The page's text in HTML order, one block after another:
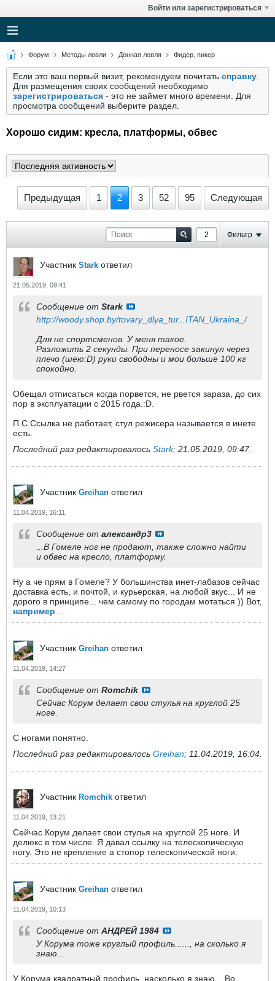
Войти или зарегистрироваться
Форум Методы ловли Донная ловля Фидер, пикер
Если это ваш первый визит, рекомендуем почитать справку
Для размещения своих сообщений необходимо
зарегистрироваться - это не займет много времени. Для
просмотра сообщений выберите раздел.
Хорошо сидим: кресла, платформы, обвес
Предыдущая 1 2 3 52 95 Следующая
Фильтр
Участник Stark ответил
21.05.2019, 09:41
Сообщение от Stark
http://woody.shop.by/tovary_dlya_tur...ITAN_Ukraina_/
Для не спортсменов. У меня такое.
Разложить 2 секунды. При переносе закинул через
плечо (шею:D) руки свободны и мои больше 100 кг
спокойно.
Обещал отписаться когда порвется, не рвется зараза, до сих
пор в эксплуатации с 2015 года.:D.
П.С.Ссылка не работает, стул режисера называется в инете
есть.
Последний раз редактировалось Stark; 21.05.2019, 09:47.
Участник Greihan ответил
11.04.2019, 16:11
Сообщение от александр3
...В Гомеле ног не продают, также сложно найти
и обвес на кресло, платформу.
Ну а че прям в Гомеле? У большинства инет-лабазов сейчас
доставка есть, и почтой, и курьерская, на любой вкус... И не
дорого в принципе... чем самому по городам мотаться )) Вот,
например
Участник Greihan ответил
11.04.2019, 14:27
Сообщение от Romchik
Сейчас Корум делает свои стулья на круглой 25
ноге.
С ногами понятно.
Последний раз редактировалось Greihan; 11.04.2019, 16:04
Участник Romchik ответил
11.04.2019, 13:21
Сейчас Корум делает свои стулья на круглой 25 ноге. И
делюкс в том числе. Я давал ссылку на телескопическую
ногу. Это не крепление а стопор телескопической ноги.
Участник Greihan ответил
11.04.2019, 10:13
Сообщение от АНДРЕЙ 1984
У Корума тоже круглый профиль......, на сколько я
знаю...
У Корума квадратный профиль, насколько я знаю... Во